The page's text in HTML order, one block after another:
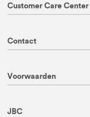
Customer Care Center
Contact
Voorwaarden
JBC